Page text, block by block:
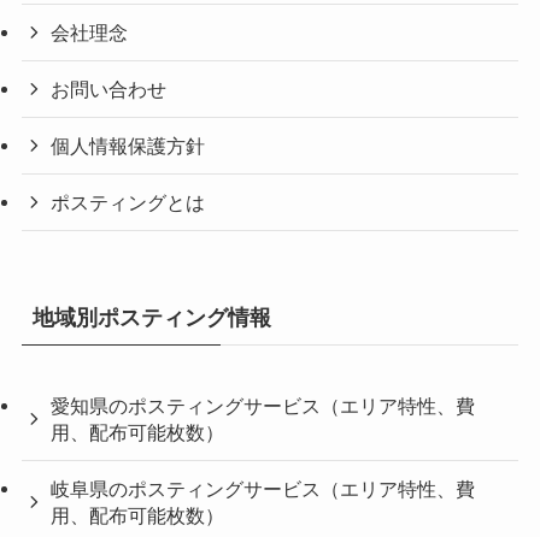
会社理念
お問い合わせ
個人情報保護方針
ポスティングとは
地域別ポスティング情報
愛知県のポスティングサービス（エリア特性、費
用、配布可能枚数）
岐阜県のポスティングサービス（エリア特性、費
用、配布可能枚数）